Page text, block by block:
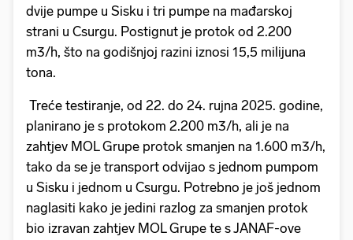
dvije pumpe u Sisku i tri pumpe na mađarskoj
strani u Csurgu. Postignut je protok od 2.200
m3/h, što na godišnjoj razini iznosi 15,5 milijuna
tona.
Treće testiranje, od 22. do 24. rujna 2025. godine,
planirano je s protokom 2.200 m3/h, ali je na
zahtjev MOL Grupe protok smanjen na 1.600 m3/h,
tako da se je transport odvijao s jednom pumpom
u Sisku i jednom u Csurgu. Potrebno je još jednom
naglasiti kako je jedini razlog za smanjen protok
bio izravan zahtjev MOL Grupe te s JANAF-ove